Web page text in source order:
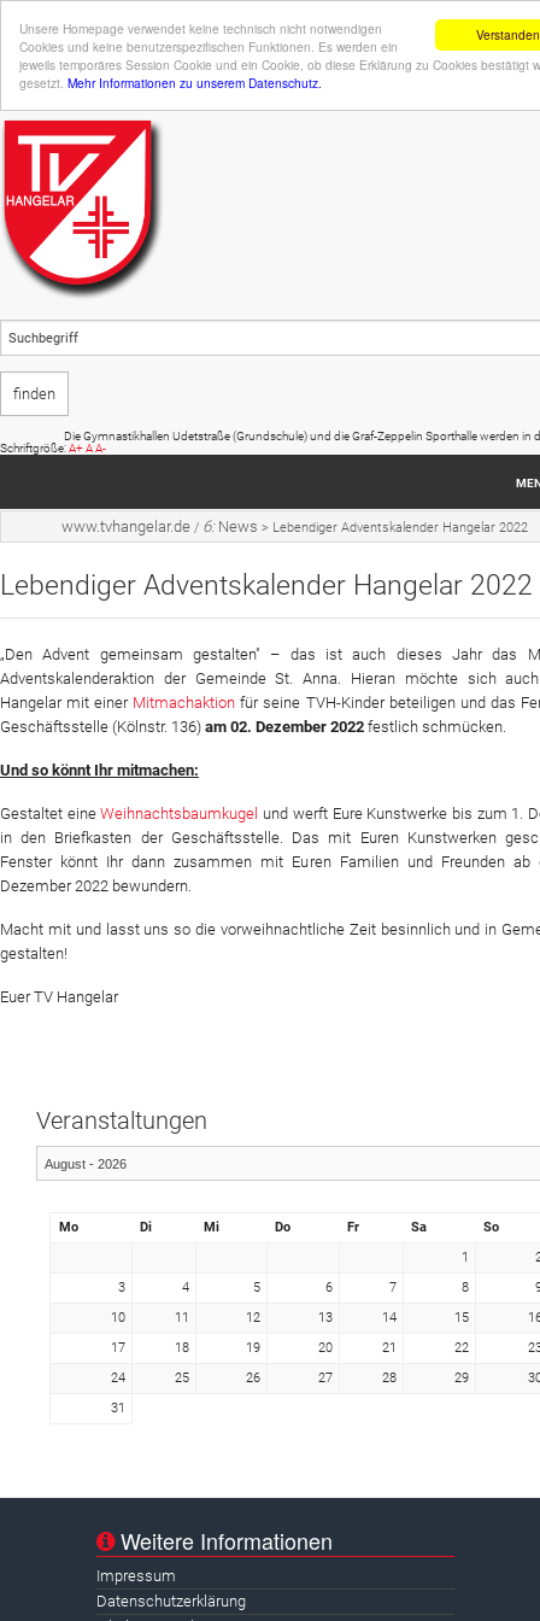
Verstanden
Unsere Homepage verwendet keine technisch nicht notwendigen
Cookies und keine benutzerspezifischen Funktionen. Es werden ein
jeweils temporäres Session Cookie und ein Cookie, ob diese Erklärung zu Cookies bestätigt
gesetzt. Mehr Informationen zu unserem Datenschutz.
Die Gymnastikhallen Udetstraße (Grundschule) und die Graf-Zeppelin Sporthalle werden in
Schriftgröße:A+AA-
Startseite
Sportangebot
Verein
Website
News
www.tvhangelar.de / 6: News > Lebendiger Adventskalender Hangelar 2022
Lebendiger Adventskalender Hangelar 2022
„Den Advent gemeinsam gestalten" – das ist auch dieses Jahr das
Adventskalenderaktion der Gemeinde St. Anna. Hieran möchte sich
Hangelar mit einer Mitmachaktion für seine TVH-Kinder beteiligen und das
Geschäftsstelle (Kölnstr. 136) am 02. Dezember 2022 festlich schmücken.
Und so könnt Ihr mitmachen:
Gestaltet eineWeihnachtsbaumkugel und werft Eure Kunstwerke bis zum 1.
in den Briefkasten der Geschäftsstelle. Das mit Euren Kunstwerken
Fenster könnt Ihr dann zusammen mit Euren Familien und Freunden ab
Dezember 2022 bewundern.
Macht mit und lasst uns so die vorweihnachtliche Zeit besinnlich und in
gestalten!
Euer TV Hangelar
Veranstaltungen
Mo Di Mi Do Fr Sa
So
1
3
4 5 6 7 8
10
11 12 13 14 15
17
18 19 20 21 22
24
25 26 27 28 29
31
Weitere Informationen
Impressum
Datenschutzerklärung